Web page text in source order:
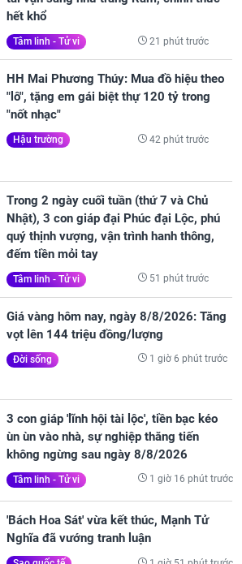
hết khổ
Tâm linh - Tử vi 21 phút trước
HH Mai Phương Thúy: Mua đồ hiệu theo
"lô", tặng em gái biệt thự 120 tỷ trong
"nốt nhạc"
Hậu trường 42 phút trước
Trong 2 ngày cuối tuần (thứ 7 và Chủ
Nhật), 3 con giáp đại Phúc đại Lộc, phú
quý thịnh vượng, vận trình hanh thông,
đếm tiền mỏi tay
Tâm linh - Tử vi 51 phút trước
Giá vàng hôm nay, ngày 8/8/2026: Tăng
vọt lên 144 triệu đồng/lượng
Đời sống 1 giờ 6 phút trước
3 con giáp 'lĩnh hội tài lộc', tiền bạc kéo
ùn ùn vào nhà, sự nghiệp thăng tiến
không ngừng sau ngày 8/8/2026
Tâm linh - Tử vi 1 giờ 16 phút trước
'Bách Hoa Sát' vừa kết thúc, Mạnh Tử
Nghĩa đã vướng tranh luận